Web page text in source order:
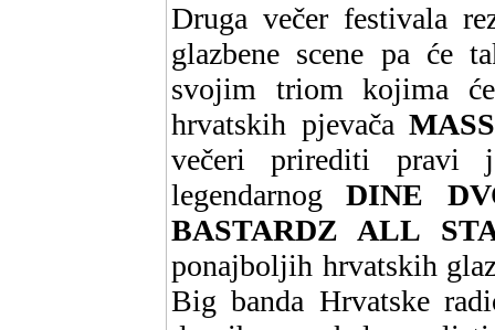
Druga večer festivala
glazbene scene pa će
svojim triom kojima
hrvatskih pjevača
večeri prirediti pravi
legendarnogDINE
BASTARDZ ALL
ponajboljih hrvatskih
Big banda Hrvatske